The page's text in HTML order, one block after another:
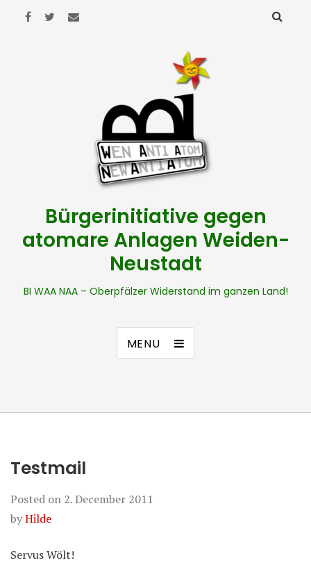
Bürgerinitiative gegen
atomare Anlagen Weiden-
Neustadt
BI WAA NAA – Oberpfälzer Widerstand im ganzen Land!
MENU
Testmail
Posted on 2. December 2011
byHilde
Servus Wölt!